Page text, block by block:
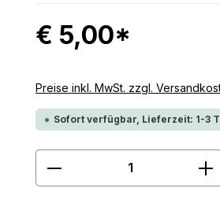
€ 5,00*
Preise inkl. MwSt. zzgl.
Sofort verfügbar, Lieferzeit: 1-3
Produkt Anzahl: